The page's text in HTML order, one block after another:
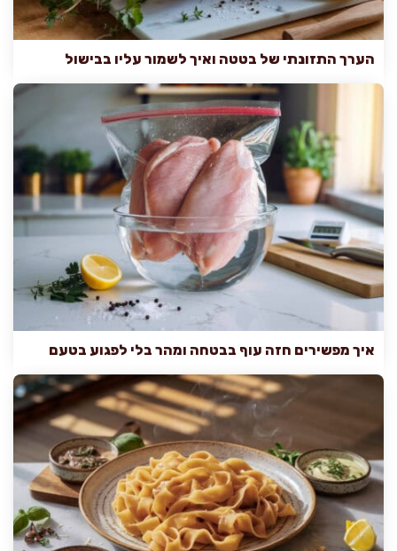
הערך התזונתי של בטטה ואיך לשמור עליו בבישול
איך מפשירים חזה עוף בבטחה ומהר בלי לפגוע בטעם